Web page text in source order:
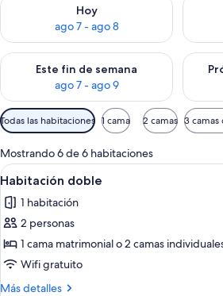
Hoy
ago 7 - ago 8
Este fin de semana
ago 7 - ago 9
Consulta la disponibilidad para este
Filtros
disponibles
para
las
habitaciones
Todas las habitaciones 1 cama 2 camas 3 camas
Mostrando 6 de 6 habitaciones
Abrir
todas
las
fotos
de
Habitación
doble
Un
4
Habitación doble
1 habitación
2 personas
1 cama matrimonial o 2 camas
Wifi gratuito
Más detalles
Más